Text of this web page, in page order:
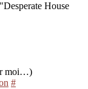
House
moi…)
#